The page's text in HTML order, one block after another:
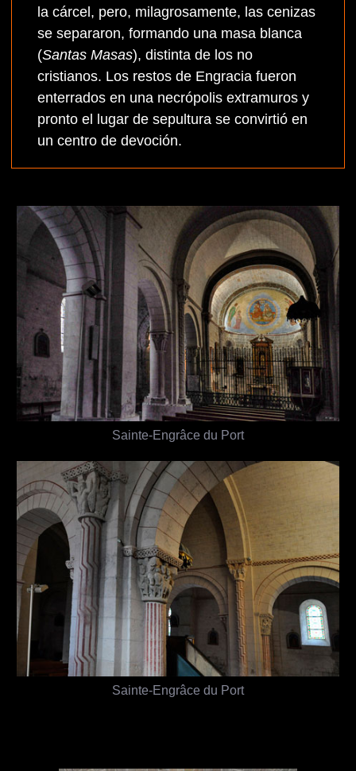
la cárcel, pero, milagrosamente, las cenizas
se separaron, formando una masa blanca
(Santas Masas), distinta de los no
cristianos. Los restos de Engracia fueron
enterrados en una necrópolis extramuros y
pronto el lugar de sepultura se convirtió en
un centro de devoción.
Sainte-Engrâce du Port
Sainte-Engrâce du Port